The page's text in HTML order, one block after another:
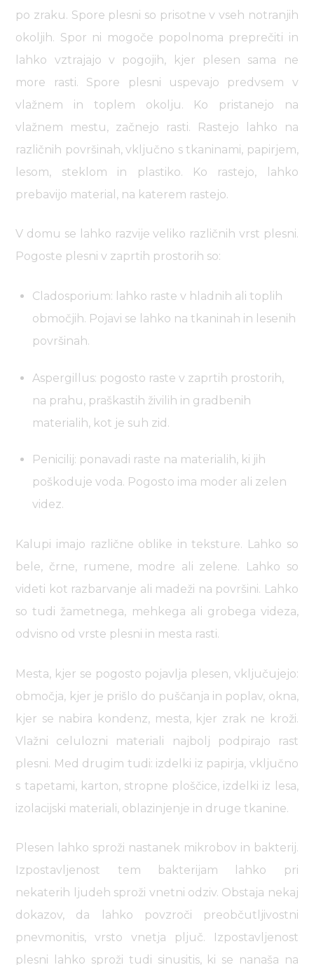
po zraku. Spore plesni so prisotne v vseh notranjih
okoljih. Spor ni mogoče popolnoma preprečiti in
lahko vztrajajo v pogojih, kjer plesen sama ne
more rasti. Spore plesni uspevajo predvsem v
vlažnem in toplem okolju. Ko pristanejo na
vlažnem mestu, začnejo rasti. Rastejo lahko na
različnih površinah, vključno s tkaninami, papirjem,
lesom, steklom in plastiko. Ko rastejo, lahko
prebavijo material, na katerem rastejo.
V domu se lahko razvije veliko različnih vrst plesni.
Pogoste plesni v zaprtih prostorih so:
Cladosporium: lahko raste v hladnih ali toplih
območjih. Pojavi se lahko na tkaninah in lesenih
površinah.
Aspergillus: pogosto raste v zaprtih prostorih,
na prahu, praškastih živilih in gradbenih
materialih, kot je suh zid.
Penicilij: ponavadi raste na materialih, ki jih
poškoduje voda. Pogosto ima moder ali zelen
videz.
Kalupi imajo različne oblike in teksture. Lahko so
bele, črne, rumene, modre ali zelene. Lahko so
videti kot razbarvanje ali madeži na površini. Lahko
so tudi žametnega, mehkega ali grobega videza,
odvisno od vrste plesni in mesta rasti.
Mesta, kjer se pogosto pojavlja plesen, vključujejo:
območja, kjer je prišlo do puščanja in poplav, okna,
kjer se nabira kondenz, mesta, kjer zrak ne kroži.
Vlažni celulozni materiali najbolj podpirajo rast
plesni. Med drugim tudi: izdelki iz papirja, vključno
s tapetami, karton, stropne ploščice, izdelki iz lesa,
izolacijski materiali, oblazinjenje in druge tkanine.
Plesen lahko sproži nastanek mikrobov in bakterij.
Izpostavljenost tem bakterijam lahko pri
nekaterih ljudeh sproži vnetni odziv. Obstaja nekaj
dokazov, da lahko povzroči preobčutljivostni
pnevmonitis, vrsto vnetja pljuč. Izpostavljenost
plesni lahko sproži tudi sinusitis, ki se nanaša na